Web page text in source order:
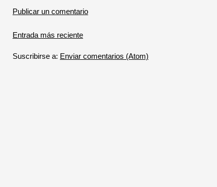
Publicar un comentario
Entrada más reciente
Suscribirse a: Enviar comentarios (Atom)